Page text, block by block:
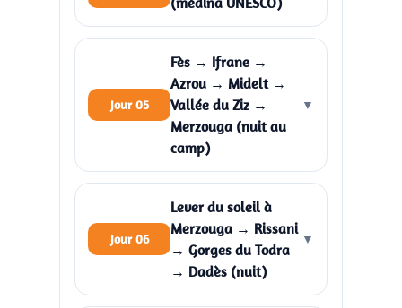
Jour 05
Fès → Ifrane →
Azrou → Midelt →
Vallée du Ziz →
Merzouga (nuit au
camp)
▼
Jour 06
Lever du soleil à
Merzouga → Rissani
→ Gorges du Todra
→ Dadès (nuit)
▼